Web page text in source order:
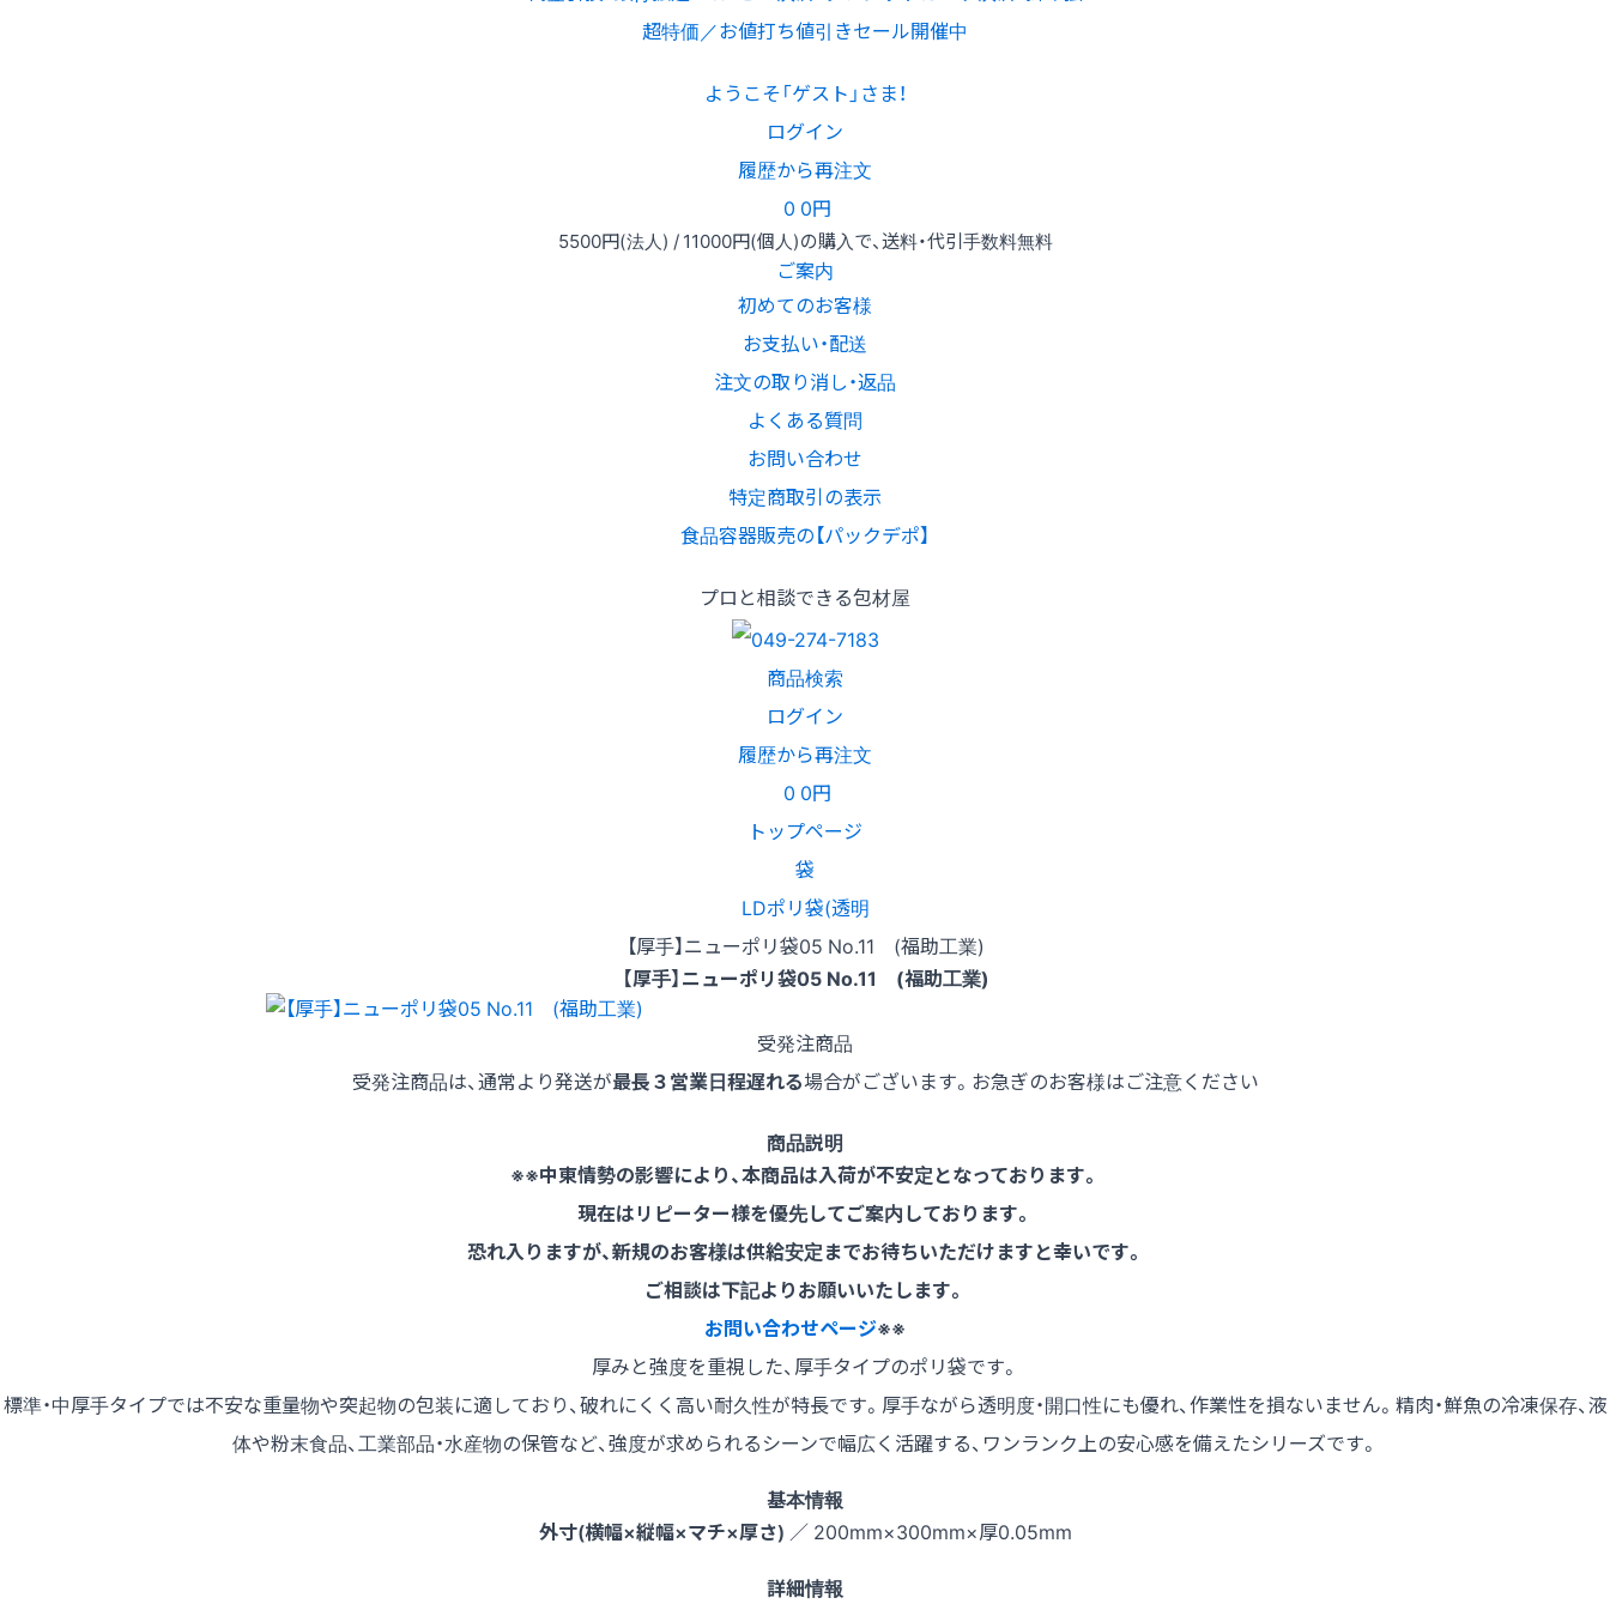
超特価／お値打ち値引きセール開催中
ようこそ「ゲスト」さま！
ログイン
履歴から再注文
0 0円
5500円(法人) /11000円(個人)の購入で、送料・代引手数料無料
ご案内
初めてのお客様
お支払い・配送
注文の取り消し・返品
よくある質問
お問い合わせ
特定商取引の表示
食品容器販売の【パックデポ】
プロと相談できる包材屋
商品検索
ログイン
履歴から再注文
0 0円
トップページ
袋
LDポリ袋(透明
【厚手】ニューポリ袋05 No.11 (福助工業)
【厚手】ニューポリ袋05 No.11 (福助工業)
受発注商品
受発注商品は、通常より発送が最長３営業日程遅れる場合がございます。お急ぎのお客様はご注意ください
商品説明
※※中東情勢の影響により、本商品は入荷が不安定となっております。
現在はリピーター様を優先してご案内しております。
恐れ入りますが、新規のお客様は供給安定までお待ちいただけますと幸いです。
ご相談は下記よりお願いいたします。
お問い合わせページ※※
厚みと強度を重視した、厚手タイプのポリ袋です。
標準・中厚手タイプでは不安な重量物や突起物の包装に適しており、破れにくく高い耐久性が特長です。厚手ながら透明度・開口性にも優れ、作業性を損ないません。精肉・鮮魚の冷凍保存、液
体や粉末食品、工業部品・水産物の保管など、強度が求められるシーンで幅広く活躍する、ワンランク上の安心感を備えたシリーズです。
基本情報
外寸(横幅×縦幅×マチ×厚さ) ／ 200mm×300mm×厚0.05mm
詳細情報